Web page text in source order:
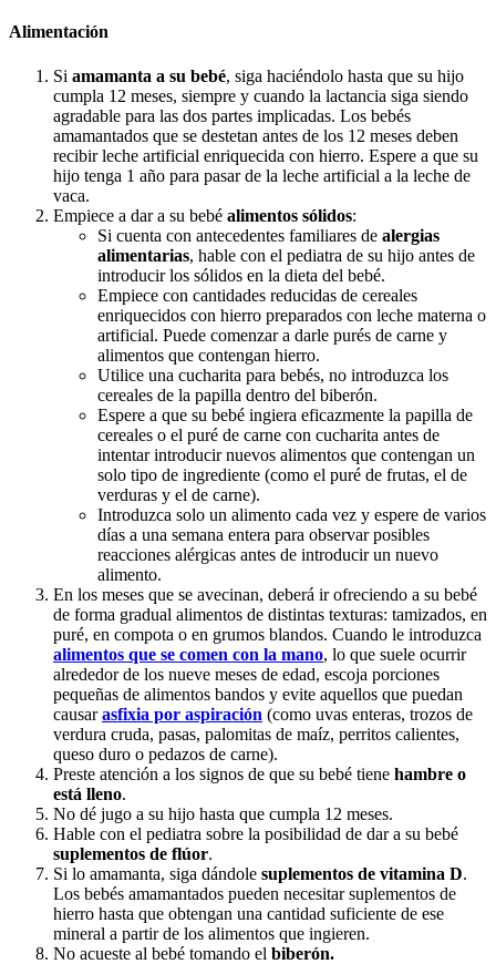
Alimentación
Si amamanta a su bebé, siga haciéndolo hasta que su hijo
cumpla 12 meses, siempre y cuando la lactancia siga siendo
agradable para las dos partes implicadas. Los bebés
amamantados que se destetan antes de los 12 meses deben
recibir leche artificial enriquecida con hierro. Espere a que su
hijo tenga 1 año para pasar de la leche artificial a la leche de
vaca.
Empiece a dar a su bebé alimentos sólidos:
Si cuenta con antecedentes familiares de alergias
alimentarias, hable con el pediatra de su hijo antes de
introducir los sólidos en la dieta del bebé.
Empiece con cantidades reducidas de cereales
enriquecidos con hierro preparados con leche materna o
artificial. Puede comenzar a darle purés de carne y
alimentos que contengan hierro.
Utilice una cucharita para bebés, no introduzca los
cereales de la papilla dentro del biberón.
Espere a que su bebé ingiera eficazmente la papilla de
cereales o el puré de carne con cucharita antes de
intentar introducir nuevos alimentos que contengan un
solo tipo de ingrediente (como el puré de frutas, el de
verduras y el de carne).
Introduzca solo un alimento cada vez y espere de varios
días a una semana entera para observar posibles
reacciones alérgicas antes de introducir un nuevo
alimento.
En los meses que se avecinan, deberá ir ofreciendo a su bebé
de forma gradual alimentos de distintas texturas: tamizados, en
puré, en compota o en grumos blandos. Cuando le introduzca
alimentos que se comen con la mano, lo que suele ocurrir
alrededor de los nueve meses de edad, escoja porciones
pequeñas de alimentos bandos y evite aquellos que puedan
causarasfixia por aspiración (como uvas enteras, trozos de
verdura cruda, pasas, palomitas de maíz, perritos calientes,
queso duro o pedazos de carne).
Preste atención a los signos de que su bebé tiene hambre o
está lleno.
No dé jugo a su hijo hasta que cumpla 12 meses.
Hable con el pediatra sobre la posibilidad de dar a su bebé
suplementos de flúor.
Si lo amamanta, siga dándole suplementos de vitamina D.
Los bebés amamantados pueden necesitar suplementos de
hierro hasta que obtengan una cantidad suficiente de ese
mineral a partir de los alimentos que ingieren.
No acueste al bebé tomando el biberón.